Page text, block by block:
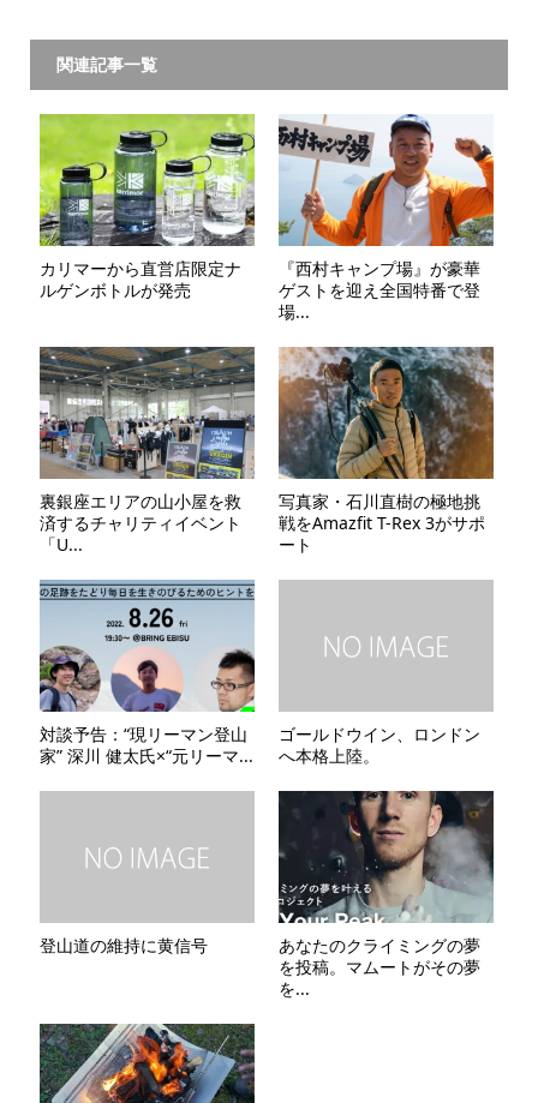
関連記事一覧
カリマーから直営店限定ナ
ルゲンボトルが発売
『西村キャンプ場』が豪華
ゲストを迎え全国特番で登
場...
裏銀座エリアの山小屋を救
済するチャリティイベント
「U...
写真家・石川直樹の極地挑
戦をAmazfit T-Rex 3がサポ
ート
対談予告：“現リーマン登山
家” 深川 健太氏×“元リーマ...
ゴールドウイン、ロンドン
へ本格上陸。
登山道の維持に黄信号
あなたのクライミングの夢
を投稿。マムートがその夢
を...